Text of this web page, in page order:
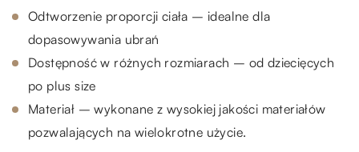
Odtworzenie proporcji ciała – idealne dla
dopasowywania ubrań
Dostępność w różnych rozmiarach – od dziecięcych
po plus size
Materiał – wykonane z wysokiej jakości materiałów
pozwalających na wielokrotne użycie.